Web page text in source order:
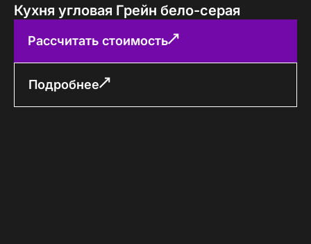
Кухня угловая Грейн бело-серая
Рассчитать стоимость
Подробнее